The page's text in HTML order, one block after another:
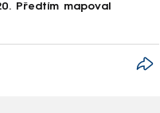
Předtím mapoval